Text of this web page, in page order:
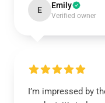
E Emily
Verified owner
I’m impressed by